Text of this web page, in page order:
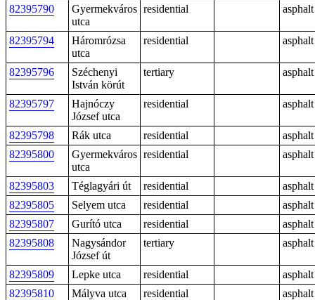
82395790
Gyermekváros
utca
residential asphalt
82395794
Háromrózsa
utca
residential asphalt
82395796
Széchenyi
István körút
tertiary asphalt
82395797
Hajnóczy
József utca
residential asphalt
82395798 Rák utca residential
asphalt
82395800
Gyermekváros
utca
residential asphalt
82395803 Téglagyári út residential
asphalt
82395805
Selyem utca residential
asphalt
82395807
Gurító utca residential
asphalt
82395808
Nagysándor
József út
tertiary asphalt
82395809 Lepke utca residential
asphalt
82395810
Mályva utca residential
asphalt